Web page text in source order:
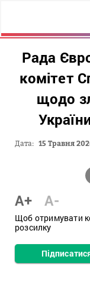
Рада
комітет
щодо
Дата: 15 Травня
A+ A-
Щоб отримувати
розсилку